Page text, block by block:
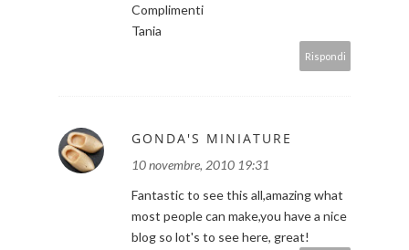
Complimenti
Tania
Rispondi
GONDA'S MINIATURE
10 novembre, 2010 19:31
Fantastic to see this all,amazing what
most people can make,you have a nice
blog so lot's to see here, great!